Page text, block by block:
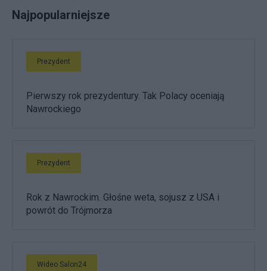
Najpopularniejsze
Prezydent
Pierwszy rok prezydentury. Tak Polacy oceniają
Nawrockiego
Prezydent
Rok z Nawrockim. Głośne weta, sojusz z USA i
powrót do Trójmorza
Wideo Salon24